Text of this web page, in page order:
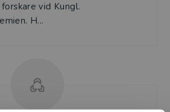
vid Kungl.
H...